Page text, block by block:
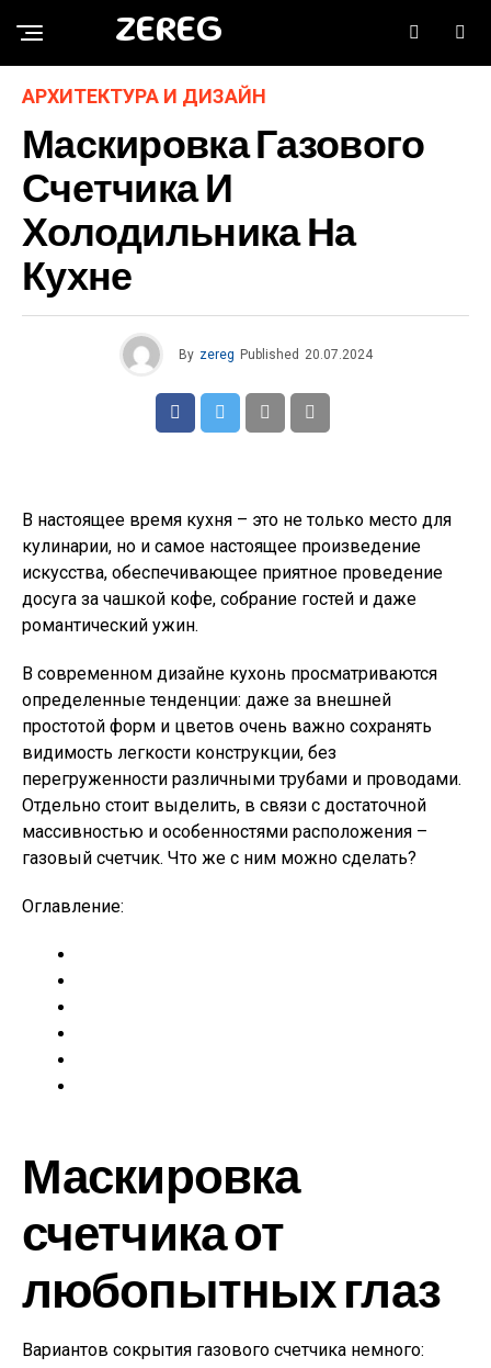
ZEREG
АРХИТЕКТУРА И ДИЗАЙН
Маскировка Газового
Счетчика И
Холодильника На
Кухне
By zereg Published 20.07.2024
В настоящее время кухня – это не только место для
кулинарии, но и самое настоящее произведение
искусства, обеспечивающее приятное проведение
досуга за чашкой кофе, собрание гостей и даже
романтический ужин.
В современном дизайне кухонь просматриваются
определенные тенденции: даже за внешней
простотой форм и цветов очень важно сохранять
видимость легкости конструкции, без
перегруженности различными трубами и проводами.
Отдельно стоит выделить, в связи с достаточной
массивностью и особенностями расположения –
газовый счетчик. Что же с ним можно сделать?
Оглавление:
Маскировка
счетчика от
любопытных глаз
Вариантов сокрытия газового счетчика немного: